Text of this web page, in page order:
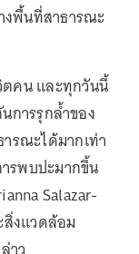
งพื้นที่สาธารณะ
คน และทุกวันนี้
การรุกล้ำของ
รณะได้มากเท่า
ารพบปะมากขึ้น
Salazar-
งแวดล้อม